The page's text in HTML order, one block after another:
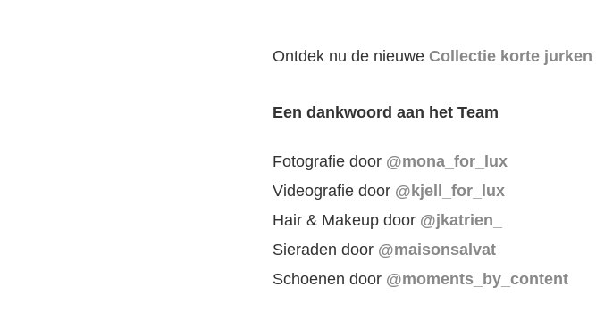
Ontdek nu de nieuweCollectie korte jurken
Een dankwoord aan het Team
Fotografie door @mona_for_lux
Videografie door @kjell_for_lux
Hair & Makeup door @jkatrien_
Sieraden door @maisonsalvat
Schoenen door @moments_by_content